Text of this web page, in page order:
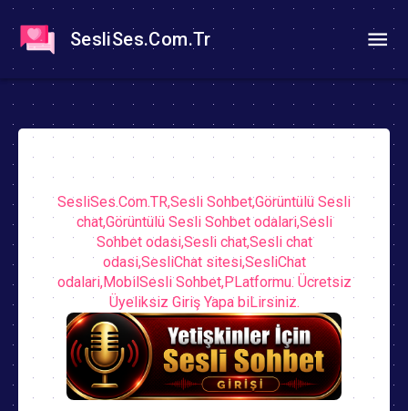
SesliSes.Com.Tr
SesliSes.Com.TR,Sesli Sohbet,Görüntülü Sesli
chat,Görüntülü Sesli Sohbet odalari,Sesli
Sohbet odasi,Sesli chat,Sesli chat
odasi,SesliChat sitesi,SesliChat
odalari,MobilSesli Sohbet,PLatformu. Ücretsiz
Üyeliksiz Giriş Yapa biLirsiniz.